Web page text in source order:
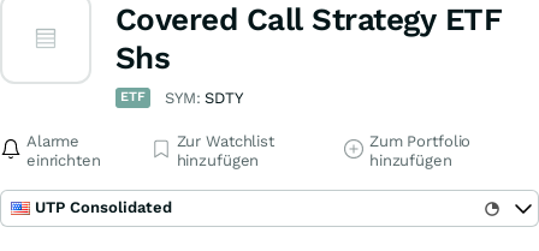
Covered Call Strategy ETF
Shs
ETF SYM:SDTY
Alarme
einrichten
Zur Watchlist
hinzufügen
Zum Portfolio
hinzufügen
UTP Consolidated